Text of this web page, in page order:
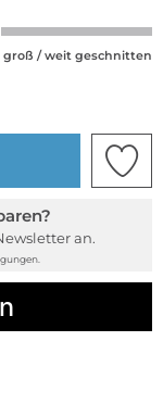
groß / weit geschnitten
an.